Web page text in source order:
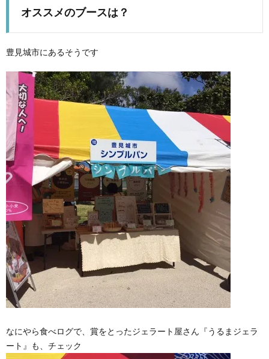
オススメのブースは？
豊見城市にあるそうです
なにやら食べログで、賞をとったジェラート屋さん『うるまジェラ
ート』も、チェック